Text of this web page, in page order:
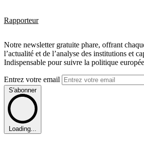
Rapporteur
Notre newsletter gratuite phare, offrant
l’actualité et de l’analyse des institutions et
Indispensable pour suivre la politique
Entrez votre email
S'abonner
Loading...